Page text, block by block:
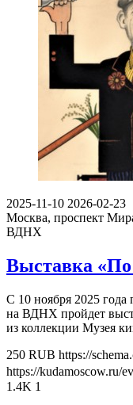
2025-11-10 2026-02-23
Москва, проспект
ВДНХ
Выставка «По
С 10 ноября 2025 года
на ВДНХ пройдет
из коллекции Музея
250 RUB https://
https://kudamoscow.ru/
1.4K 1